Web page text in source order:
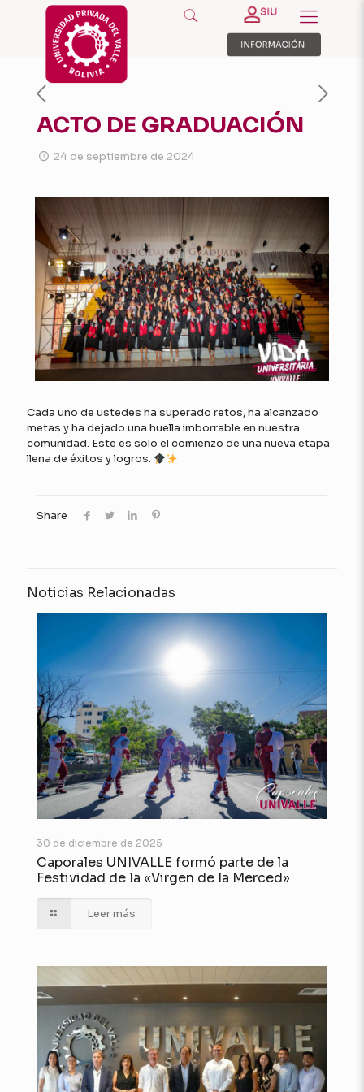
ACTO DE GRADUACIÓN
24 de septiembre de 2024
Cada uno de ustedes ha superado retos, ha alcanzado
metas y ha dejado una huella imborrable en nuestra
comunidad. Este es solo el comienzo de una nueva etapa
llena de éxitos y logros.
Share
Noticias Relacionadas
30 de diciembre de 2025
Caporales UNIVALLE formó parte de la
Festividad de la «Virgen de la Merced»
Leer más